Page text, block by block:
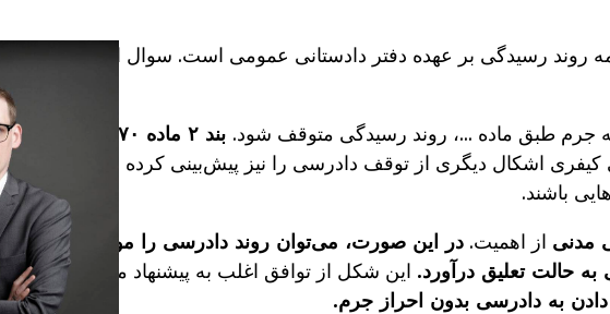
روند رسیدگی بر عهده دفتر دادستانی عمومی است. سوال اصلی
جرم طبق ماده ...، روند رسیدگی متوقف شود.
بند ۲ ماده ۱۷۰
کیفری اشکال دیگری از توقف دادرسی را نیز پیش‌بینی کرده است -
باشند.
از اهمیت. در این صورت، می‌توان روند دادرسی را موقتاً -
حالت تعلیق درآورد. این شکل از توافق اغلب به پیشنهاد مدافع
دادن به دادرسی بدون احراز جرم.